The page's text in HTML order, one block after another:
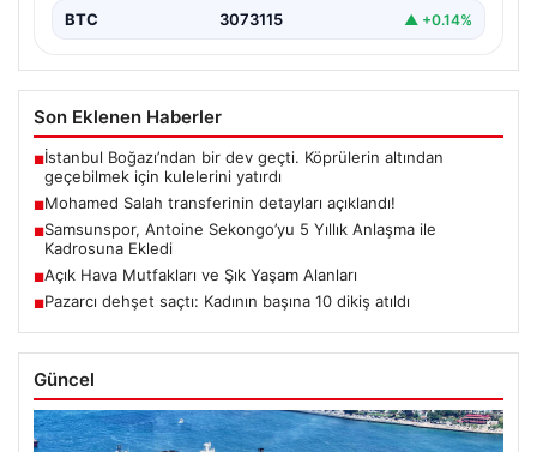
BTC 3073115 ▲ +0.14%
Son Eklenen Haberler
■İstanbul Boğazı’ndan bir dev geçti. Köprülerin altından
geçebilmek için kulelerini yatırdı
■Mohamed Salah transferinin detayları açıklandı!
■Samsunspor, Antoine Sekongo’yu 5 Yıllık Anlaşma ile
Kadrosuna Ekledi
■Açık Hava Mutfakları ve Şık Yaşam Alanları
■Pazarcı dehşet saçtı: Kadının başına 10 dikiş atıldı
Güncel